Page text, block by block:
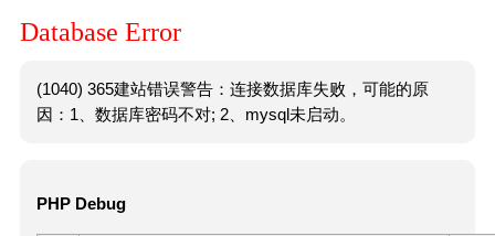
Database Error
(1040) 365建站错误警告：连接数据库失败，可能的原
因：1、数据库密码不对; 2、mysql未启动。
PHP Debug